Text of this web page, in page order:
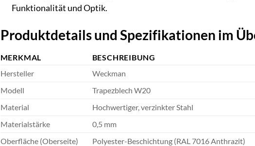
Funktionalität und Optik.
Produktdetails und Spezifikationen im
MERKMAL
BESCHREIBUNG
Hersteller
Weckman
Modell
Trapezblech W20
Material
Hochwertiger, verzinkter Stahl
Materialstärke
0,5 mm
Oberfläche (Oberseite)
Polyester-Beschichtung (RAL 7016 Anthrazit)